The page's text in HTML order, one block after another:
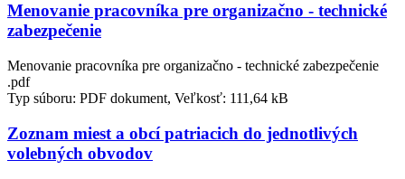
Menovanie pracovníka pre organizačno - technické
zabezpečenie
Menovanie pracovníka pre organizačno - technické zabezpečenie
.pdf
Typ súboru: PDF dokument, Veľkosť: 111,64 kB
Zoznam miest a obcí patriacich do jednotlivých
volebných obvodov